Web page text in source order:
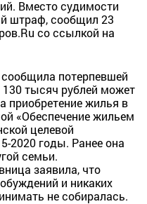
Вместо судимости
штраф, сообщил 23
со ссылкой на
потерпевшей
130 тысяч рублей может
приобретение жилья в
«Обеспечение жильем
целевой
2020 годы. Ранее она
семьи.
заявила, что
и никаких
не собиралась.